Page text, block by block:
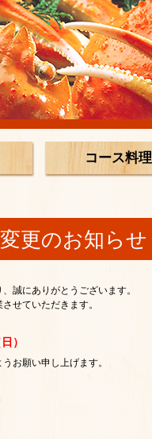
コース料理
更のお知らせ
誠にありがとうございます。
せていただきます。
）
お願い申し上げます。